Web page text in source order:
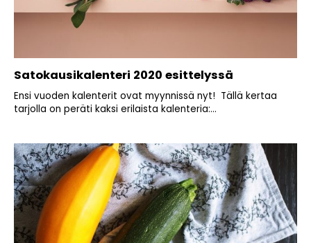
Satokausikalenteri 2020 esittelyssä
Ensi vuoden kalenterit ovat myynnissä nyt! Tällä kertaa
tarjolla on peräti kaksi erilaista kalenteria:...